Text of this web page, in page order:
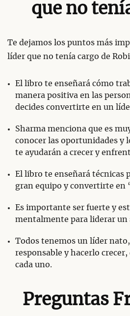
que no
Te dejamos los puntos más
líder que no tenía cargo de
El libro te enseñará cómo
manera positiva en las
decides convertirte en un
Sharma menciona que es
conocer las oportunidades y
te ayudarán a crecer y
El libro te enseñará técnicas
gran equipo y convertirte en
Es importante ser fuerte y
mentalmente para liderar un
Todos tenemos un líder
responsable y hacerlo crecer,
cada uno.
Preguntas